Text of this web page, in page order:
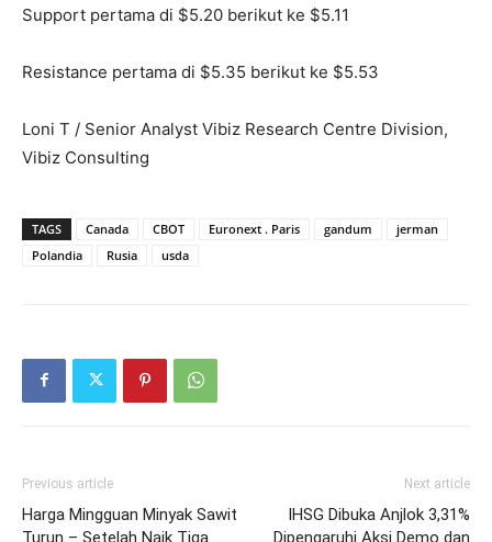
Support pertama di $5.20 berikut ke $5.11
Resistance pertama di $5.35 berikut ke $5.53
Loni T / Senior Analyst Vibiz Research Centre Division,
Vibiz Consulting
TAGS Canada CBOT Euronext . Paris gandum
jerman
Polandia
Rusia usda
Previous article
Harga Mingguan Minyak Sawit
Turun – Setelah Naik Tiga
Next article
IHSG Dibuka Anjlok 3,31%
Dipengaruhi Aksi Demo dan